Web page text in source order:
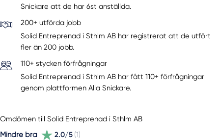
Snickare att de har 6st anställda.
200+ utförda jobb
Solid Entreprenad i Sthlm AB har registrerat att de utfört
fler än 200 jobb.
110+ stycken förfrågningar
Solid Entreprenad i Sthlm AB har fått 110+ förfrågningar
genom plattformen Alla Snickare.
Omdömen till Solid Entreprenad i Sthlm AB
Mindre bra
2.0/5 (1)